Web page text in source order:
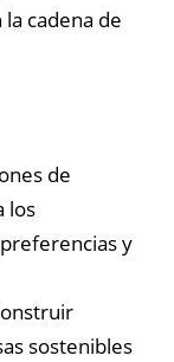
cadena de
de
los
y
sostenibles